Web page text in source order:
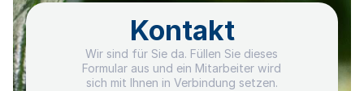
Kontakt
Wir sind für Sie da. Füllen Sie dieses
Formular aus und ein Mitarbeiter wird
sich mit Ihnen in Verbindung setzen.